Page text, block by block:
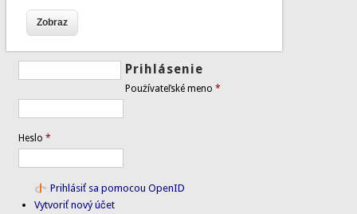
Prihlásenie
Používateľské meno*
Heslo*
Prihlásiť sa pomocou OpenID
Vytvoriť nový účet